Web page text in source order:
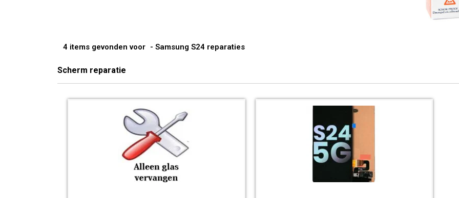
4 items gevonden voor - Samsung S24 reparaties
Scherm reparatie